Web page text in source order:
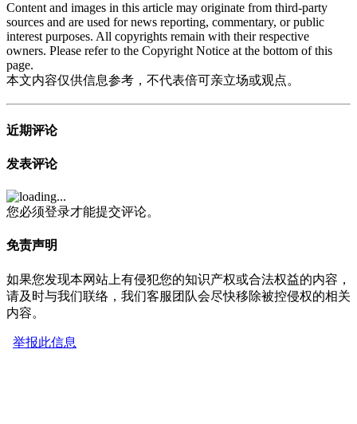
Content and images in this article may originate from third-party
sources and are used for news reporting, commentary, or public
interest purposes. All copyrights remain with their respective
owners. Please refer to the Copyright Notice at the bottom of this
page.
本文内容仅供信息参考，不代表倍可亲立场或观点。
近期评论
发表评论
您必须登录才能提交评论。
免责声明
如果您发现本网站上有侵犯您的知识产权或合法权益的内容，
请及时与我们联络，我们客服团队会尽快移除被控侵权的相关
内容。
举报此信息